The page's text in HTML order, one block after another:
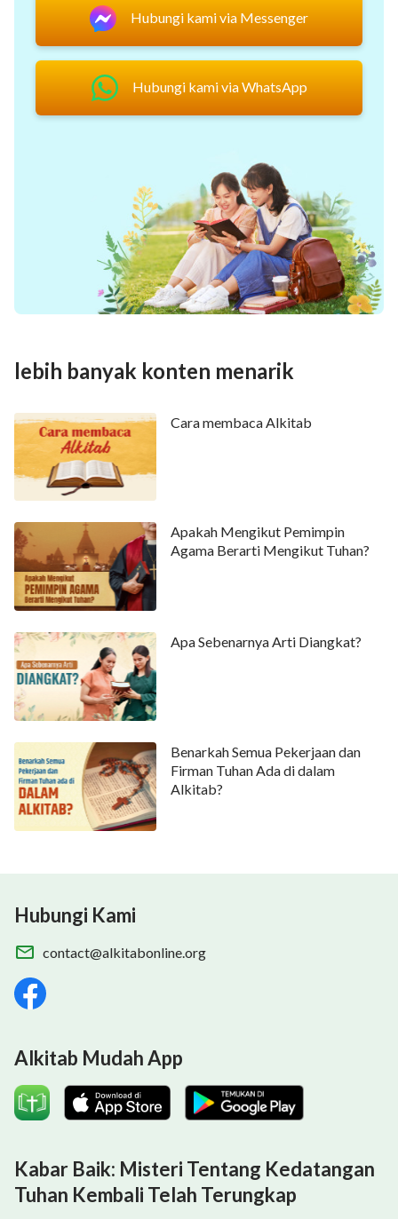
Hubungi kami via Messenger
Hubungi kami via WhatsApp
lebih banyak konten menarik
Cara membaca Alkitab
Apakah Mengikut Pemimpin
Agama Berarti Mengikut Tuhan?
Apa Sebenarnya Arti Diangkat?
Benarkah Semua Pekerjaan dan
Firman Tuhan Ada di dalam
Alkitab?
Hubungi Kami
contact@alkitabonline.org
Alkitab Mudah App
Kabar Baik: Misteri Tentang Kedatangan
Tuhan Kembali Telah Terungkap